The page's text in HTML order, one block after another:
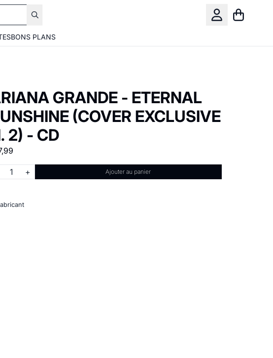
Panier
BONS PLANS
GRANDE - ETERNAL
(COVER EXCLUSIVE
2) - CD
+ Ajouter au panier